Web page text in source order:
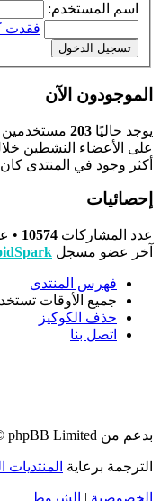
اسم المستخدم:
فقدت
الموجودون الآن
يوجد حاليًا 203
على الأعضاء النشطين خلال الـ 5 دقائق
أكثر وجود في المنتدى كان
إحصائيات
عدد المشاركات 10574
•
آخر عضو مسجل
فهرس المنتدى
جميع الأوقات
حذف الكوكيز
اتصل بنا
بدعم من phpBB Limited
الترجمة برعاية المنتديات